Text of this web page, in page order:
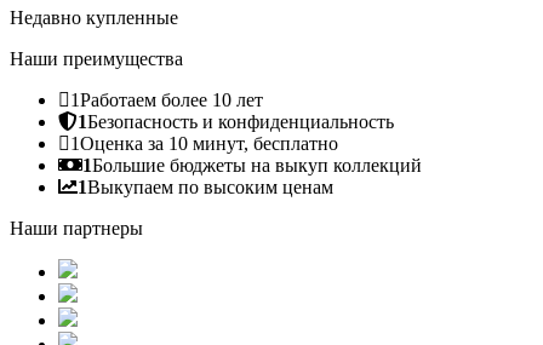
Недавно купленные
Наши преимущества
1Работаем более 10 лет
1Безопасность и конфиденциальность
1Оценка за 10 минут, бесплатно
1Большие бюджеты на выкуп коллекций
1Выкупаем по высоким ценам
Наши партнеры